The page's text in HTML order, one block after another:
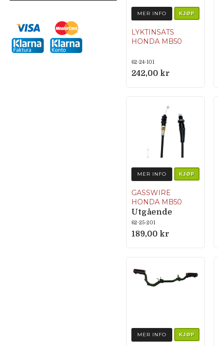
MER INFO KJØP
LYKTINSATS
HONDA MB50
62-24-101
242,00 kr
MER INFO KJØP
GASSWIRE
HONDA MB50
Utgående
produkt
62-25-201
189,00 kr
MER INFO KJØP